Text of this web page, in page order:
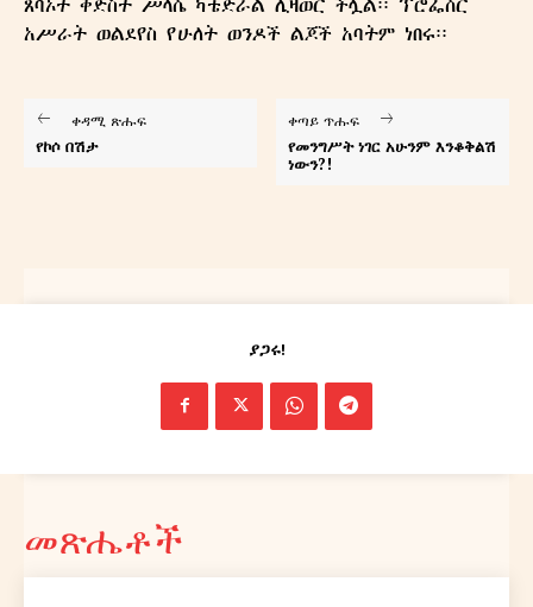
ጸባኦት ቅድስት ሥላሴ ካቴድራል ሊዛወር ችሏል፡፡ ፕሮፌሰር
አሥራት ወልደየስ የሁለት ወንዶች ልጆች አባትም ነበሩ፡፡
ቀዳሚ ጽሑፍ
የኮሶ በሽታ
ቀጣይ ጥሑፍ
የመንግሥት ነገር አሁንም እንቆቅልሽ
ነውን?!
ያጋሩ!
መጽሔቶች